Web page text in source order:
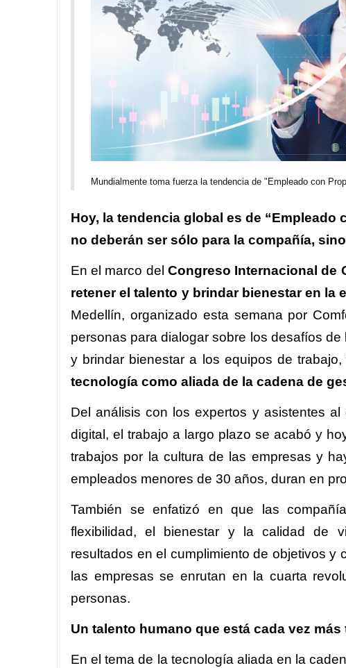
Mundialmente toma fuerza la tendencia de "Empleado con
Hoy, la tendencia global es de
no deberán ser sólo para la compañía,
En el marco del Congreso Internacional de
retener el talento y brindar bienestar en la
Medellín, organizado esta semana por
personas para dialogar sobre los desafíos
y brindar bienestar a los equipos de
tecnología como aliada de la cadena de
Del análisis con los expertos y asistentes
digital, el trabajo a largo plazo se acabó y
trabajos por la cultura de las empresas y
empleados menores de 30 años, duran en
También se enfatizó en que las
flexibilidad, el bienestar y la calidad de
resultados en el cumplimiento de objetivos
las empresas se enrutan en la cuarta
personas.
Un talento humano que está cada vez
En el tema de la tecnología aliada en la